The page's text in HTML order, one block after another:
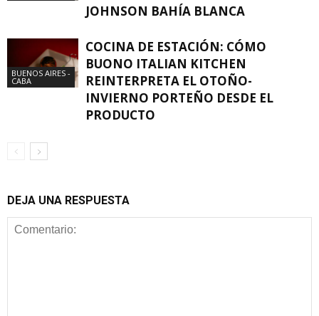
JOHNSON BAHÍA BLANCA
BUENOS AIRES -
CABA
COCINA DE ESTACIÓN: CÓMO
BUONO ITALIAN KITCHEN
REINTERPRETA EL OTOÑO-
INVIERNO PORTEÑO DESDE EL
PRODUCTO
DEJA UNA RESPUESTA